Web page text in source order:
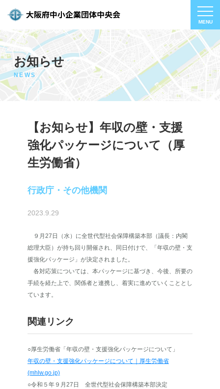
お知らせ
NEWS
【お知らせ】年収の壁・支援
強化パッケージについて（厚
生労働省）
行政庁・その他機関
2023.9.29
９月27日（水）に全世代型社会保障構築本部（議長：内閣
総理大臣）が持ち回り開催され、同日付けで、「年収の壁・支
援強化パッケージ」が決定されました。
各対応策については、本パッケージに基づき、今後、所要の
手続を経た上で、関係者と連携し、着実に進めていくこととし
ています。
関連リンク
○厚生労働省「年収の壁・支援強化パッケージについて」
年収の壁・支援強化パッケージについて｜厚生労働省
(mhlw.go.jp)
○令和５年９月27日 全世代型社会保障構築本部決定